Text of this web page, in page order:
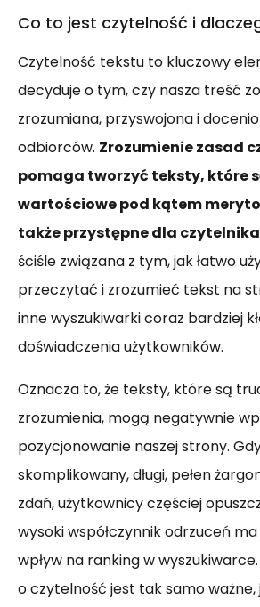
Co to jest czytelność i
Czytelność tekstu to kluczowy
decyduje o tym, czy nasza treść
zrozumiana, przyswojona i
odbiorców. Zrozumienie zasad
pomaga tworzyć teksty, które
wartościowe pod kątem
także przystępne dla
ściśle związana z tym, jak łatwo
przeczytać i zrozumieć tekst na
inne wyszukiwarki coraz bardziej
doświadczenia użytkowników.
Oznacza to, że teksty, które są
zrozumienia, mogą negatywnie
pozycjonowanie naszej strony.
skomplikowany, długi, pełen
zdań, użytkownicy częściej
wysoki współczynnik odrzuceń
wpływ na ranking w
o czytelność jest tak samo